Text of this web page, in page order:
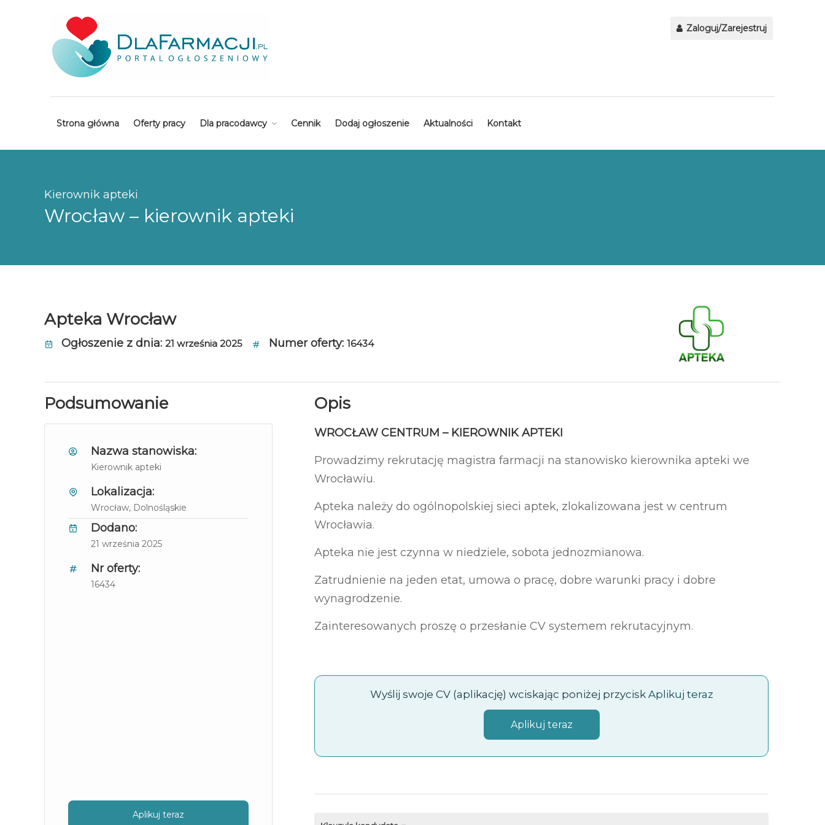
Strona główna Oferty pracy Dla pracodawcy Cennik Dodaj ogłoszenie Aktualności Kontakt
Zaloguj/Zarejestruj
Kierownik apteki
Wrocław – kierownik apteki
Apteka Wrocław
Ogłoszenie z dnia: 21 września 2025 Numer oferty: 16434
Podsumowanie
Nazwa stanowiska:
Kierownik apteki
Lokalizacja:
Wrocław, Dolnośląskie
Dodano:
21 września 2025
Nr oferty:
16434
Aplikuj teraz
Opis
WROCŁAW CENTRUM – KIEROWNIK APTEKI
Prowadzimy rekrutację magistra farmacji na stanowisko kierownika apteki we
Wrocławiu.
Apteka należy do ogólnopolskiej sieci aptek, zlokalizowana jest w centrum
Wrocławia.
Apteka nie jest czynna w niedziele, sobota jednozmianowa.
Zatrudnienie na jeden etat, umowa o pracę, dobre warunki pracy i dobre
wynagrodzenie.
Zainteresowanych proszę o przesłanie CV systemem rekrutacyjnym.
Wyślij swoje CV (aplikację) wciskając poniżej przycisk Aplikuj teraz
Aplikuj teraz